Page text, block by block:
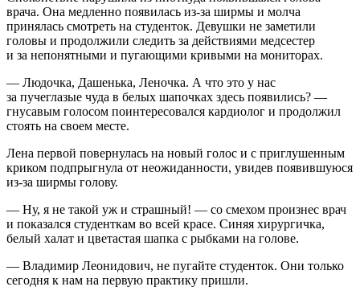
врача. Она медленно появилась из-за ширмы и молча
принялась смотреть на студенток. Девушки не заметили
головы и продолжили следить за действиями медсестер
и за непонятными и пугающими кривыми на мониторах.
— Людочка, Дашенька, Леночка. А что это у нас
за пучеглазые чуда в белых шапочках здесь появились? —
гнусавым голосом поинтересовался кардиолог и продолжил
стоять на своем месте.
Лена первой повернулась на новый голос и с приглушенным
криком подпрыгнула от неожиданности, увидев появившуюся
из-за ширмы голову.
— Ну, я не такой уж и страшный! — со смехом произнес врач
и показался студенткам во всей красе. Синяя хирургичка,
белый халат и цветастая шапка с рыбками на голове.
— Владимир Леонидович, не пугайте студенток. Они только
сегодня к нам на первую практику пришли.